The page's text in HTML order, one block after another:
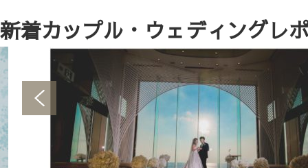
新着カップル・ウェディングレ